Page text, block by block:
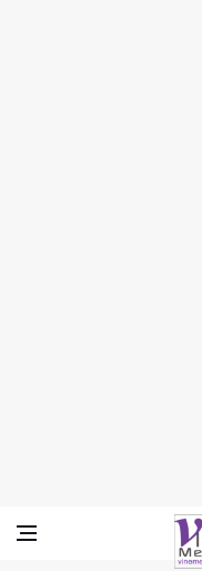
Vine Media
葡萄樹傳媒